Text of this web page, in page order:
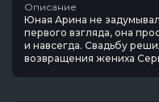
Описание
Юная Арина не
первого взгляда, она
и навсегда. Свадьбу
возвращения жениха